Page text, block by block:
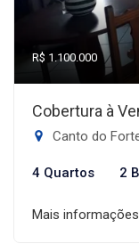
R$ 1.100.000
Cobertura à
Canto do
4 Quartos 2
Mais informações